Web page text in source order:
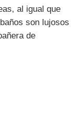
al igual que
son lujosos
de